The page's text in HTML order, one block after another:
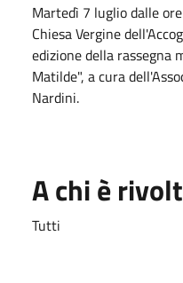
Martedì 7 luglio dalle
Chiesa Vergine
edizione della rassegna
Matilde", a cura
Nardini.
A chi è
Tutti